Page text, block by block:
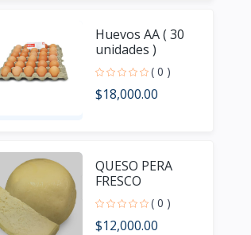
Huevos AA ( 30
unidades )
( 0 )
$18,000.00
QUESO PERA
FRESCO
( 0 )
$12,000.00